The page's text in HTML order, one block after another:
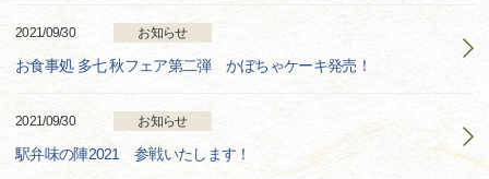
2021/09/30 お知らせ
お食事処 多七 秋フェア第二弾 かぼちゃケーキ発売！
2021/09/30 お知らせ
駅弁味の陣2021 参戦いたします！